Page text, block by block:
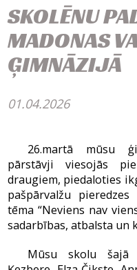
SKOLĒNU
MADONAS
ĢIMNĀZIJĀ
01.04.2026
26.martā mūsu
pārstāvji viesojās
draugiem, piedaloties
pašpārvalžu
tēma “Neviens nav
sadarbības, atbalsta un
Mūsu skolu šajā